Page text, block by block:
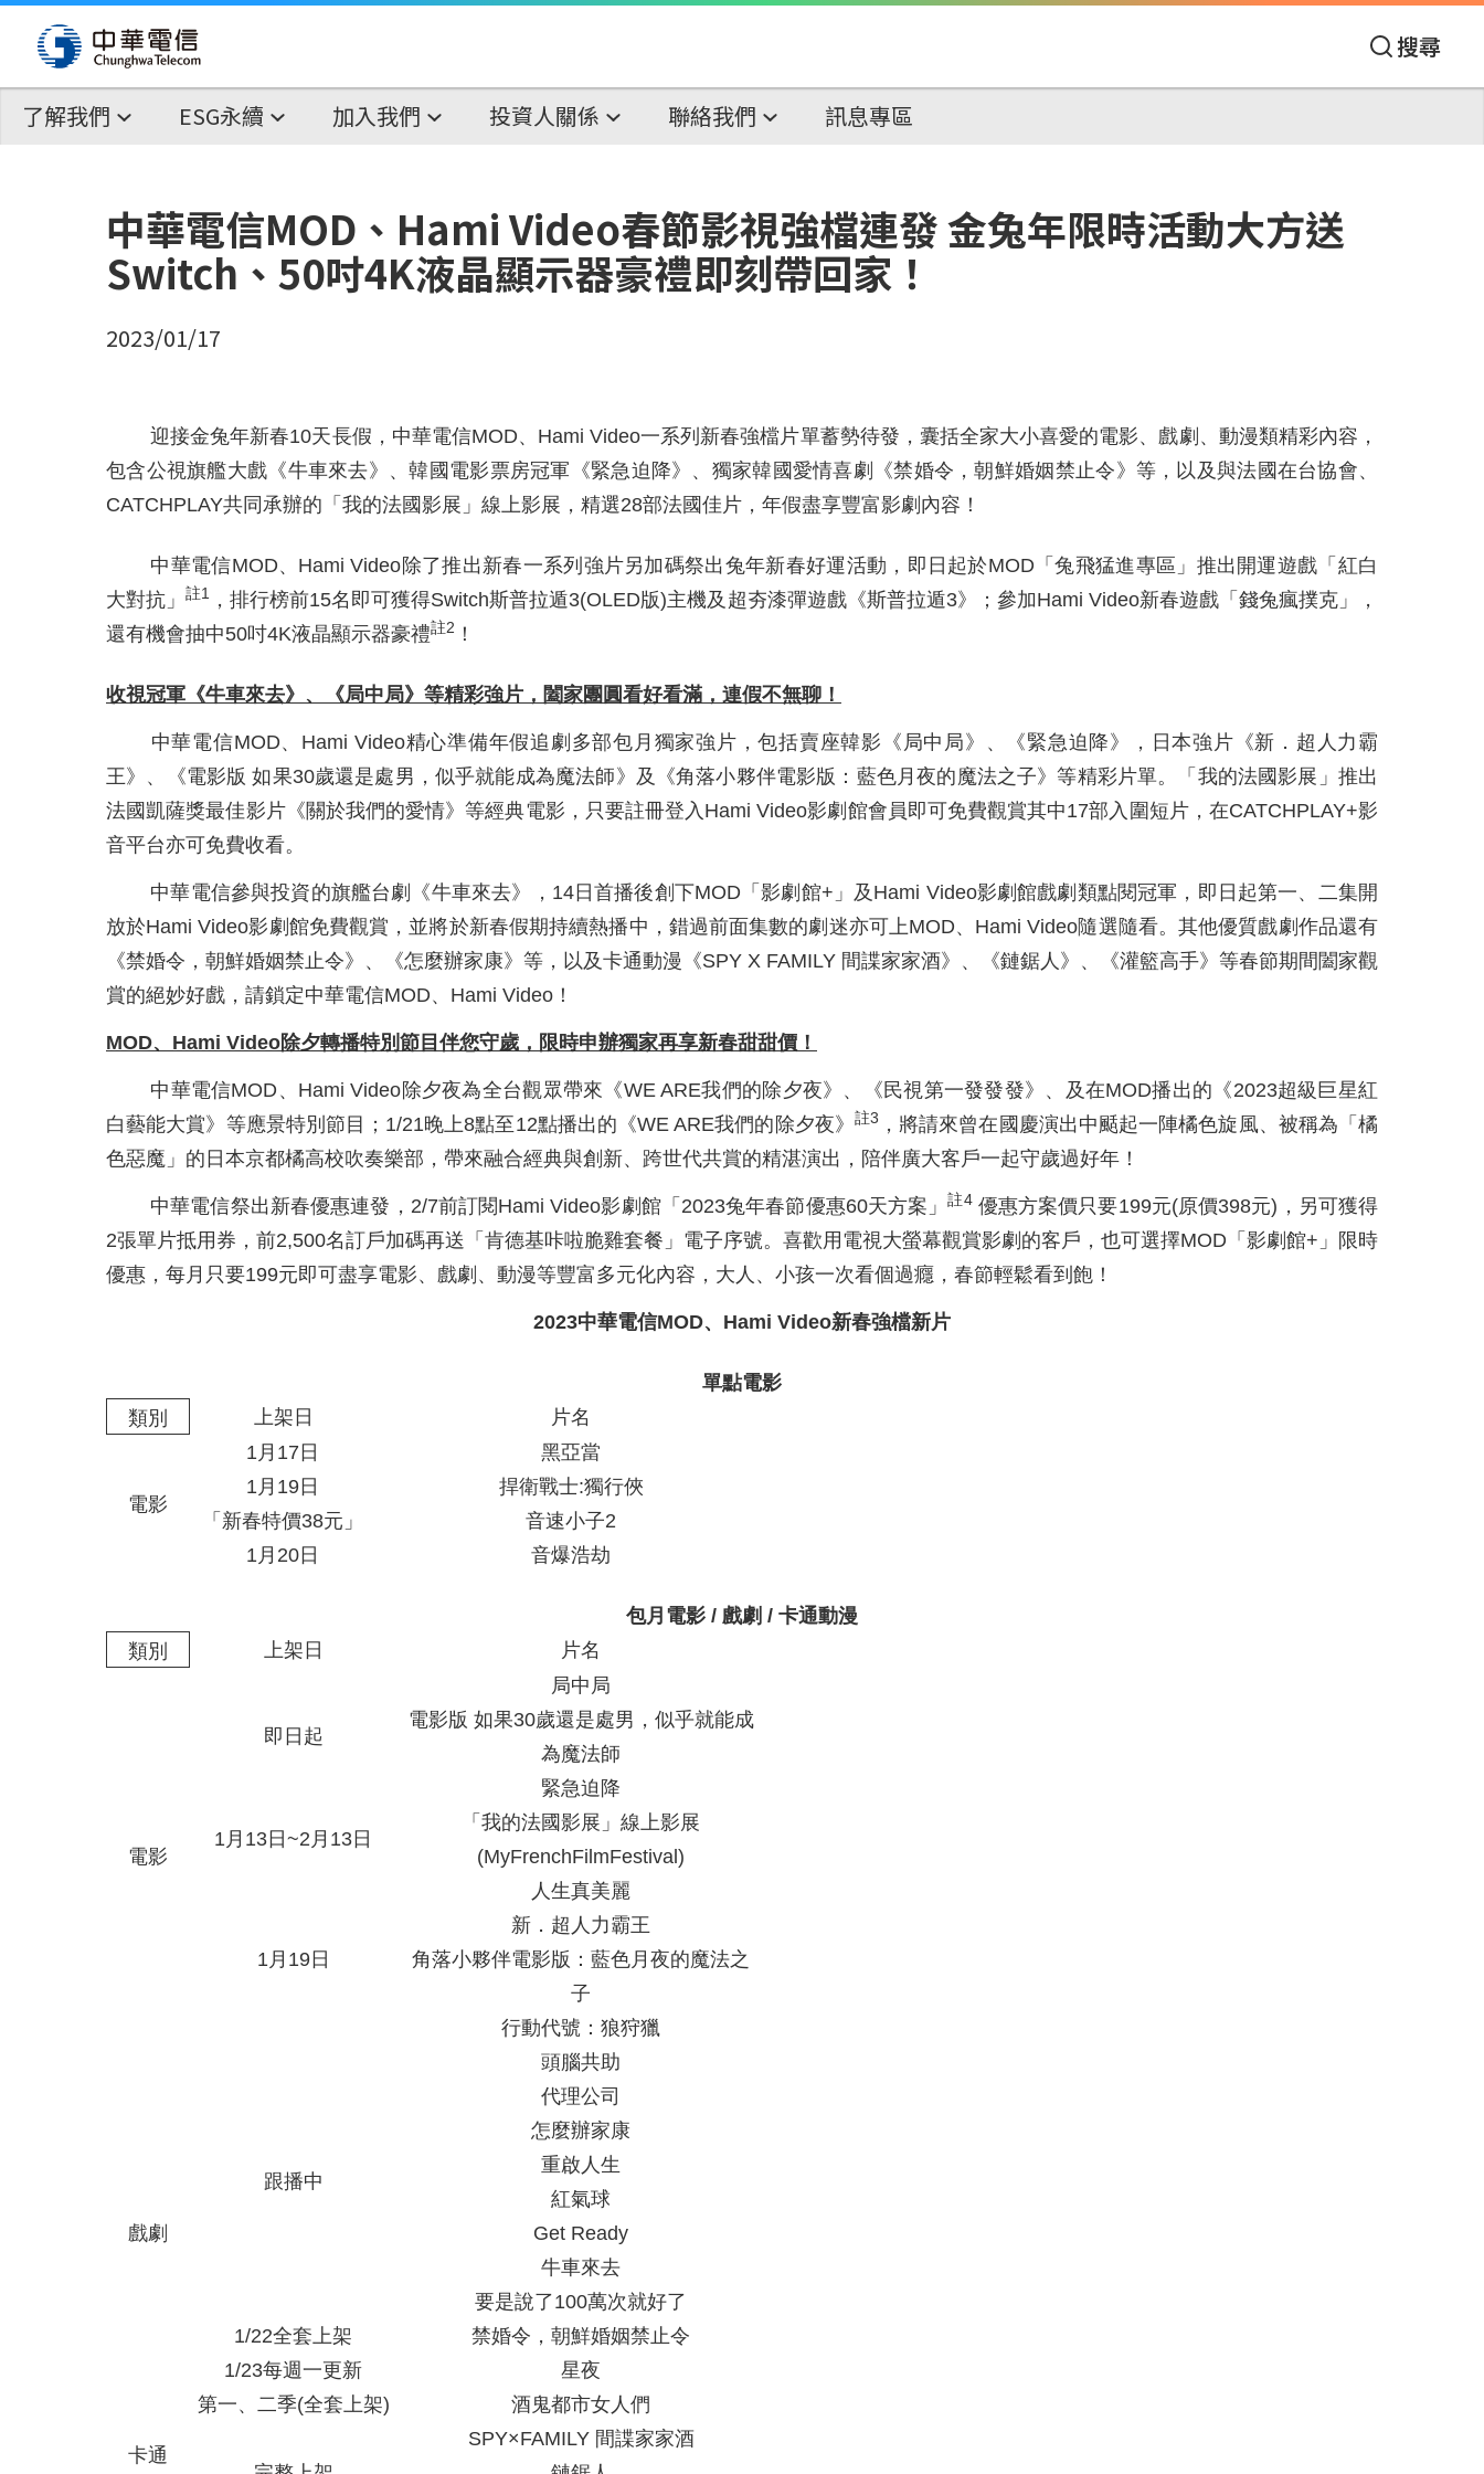
搜尋
了解我們 ESG永續 加入我們 投資人關係 聯絡我們 訊息專區
中華電信MOD、Hami Video春節影視強檔連發 金兔年限時活動大方送
Switch、50吋4K液晶顯示器豪禮即刻帶回家！
2023/01/17
迎接金兔年新春10天長假，中華電信MOD、Hami Video一系列新春強檔片單蓄勢待發，囊括全家大小喜愛的電影、戲劇、動漫類精彩內容，
包含公視旗艦大戲《牛車來去》、韓國電影票房冠軍《緊急迫降》、獨家韓國愛情喜劇《禁婚令，朝鮮婚姻禁止令》等，以及與法國在台協會、
CATCHPLAY共同承辦的「我的法國影展」線上影展，精選28部法國佳片，年假盡享豐富影劇內容！
中華電信MOD、Hami Video除了推出新春一系列強片另加碼祭出兔年新春好運活動，即日起於MOD「兔飛猛進專區」推出開運遊戲「紅白
大對抗」註1 ，排行榜前15名即可獲得Switch斯普拉遁3(OLED版)主機及超夯漆彈遊戲《斯普拉遁3》；參加Hami Video新春遊戲「錢兔瘋撲克」，
還有機會抽中50吋4K液晶顯示器豪禮註2 ！
收視冠軍《牛車來去》、《局中局》等精彩強片，闔家團圓看好看滿，連假不無聊！
中華電信MOD、Hami Video精心準備年假追劇多部包月獨家強片，包括賣座韓影《局中局》、《緊急迫降》，日本強片《新．超人力霸
王》、《電影版 如果30歲還是處男，似乎就能成為魔法師》及《角落小夥伴電影版：藍色月夜的魔法之子》等精彩片單。「我的法國影展」推出
法國凱薩獎最佳影片《關於我們的愛情》等經典電影，只要註冊登入Hami Video影劇館會員即可免費觀賞其中17部入圍短片，在CATCHPLAY+影
音平台亦可免費收看。
中華電信參與投資的旗艦台劇《牛車來去》，14日首播後創下MOD「影劇館+」及Hami Video影劇館戲劇類點閱冠軍，即日起第一、二集開
放於Hami Video影劇館免費觀賞，並將於新春假期持續熱播中，錯過前面集數的劇迷亦可上MOD、Hami Video隨選隨看。其他優質戲劇作品還有
《禁婚令，朝鮮婚姻禁止令》、《怎麼辦家康》等，以及卡通動漫《SPY X FAMILY 間諜家家酒》、《鏈鋸人》、《灌籃高手》等春節期間闔家觀
賞的絕妙好戲，請鎖定中華電信MOD、Hami Video！
MOD、 Hami Video除夕轉播特別節目伴您守歲， 限時申辦獨家再享新春甜甜價！
中華電信MOD、Hami Video除夕夜為全台觀眾帶來《WE ARE我們的除夕夜》、《民視第一發發發》、及在MOD播出的《2023超級巨星紅
白藝能大賞》等應景特別節目；1/21晚上8點至12點播出的《WE ARE我們的除夕夜》
註3 ，將請來曾在國慶演出中颳起一陣橘色旋風、被稱為「橘
色惡魔」的日本京都橘高校吹奏樂部，帶來融合經典與創新、跨世代共賞的精湛演出，陪伴廣大客戶一起守歲過好年！
中華電信祭出新春優惠連發，2/7前訂閱Hami Video影劇館「2023兔年春節優惠60天方案」註4優惠方案價只要199元(原價398元)，另可獲得
2張單片抵用券，前2,500名訂戶加碼再送「肯德基咔啦脆雞套餐」電子序號。喜歡用電視大螢幕觀賞影劇的客戶，也可選擇MOD「影劇館+」限時
優惠，每月只要199元即可盡享電影、戲劇、動漫等豐富多元化內容，大人、小孩一次看個過癮，春節輕鬆看到飽！
2023中華電信MOD、 Hami Video新春強檔新片
單點電影
類別
上架日 片名
電影
1月17日
黑亞當
1月19日
「新春特價38元」
捍衛戰士:獨行俠
音速小子2
1月20日
音爆浩劫
包月電影 / 戲劇 / 卡通動漫
類別
上架日 片名
電影
即日起
局中局
電影版 如果30歲還是處男，似乎就能成
為魔法師
緊急迫降
1月13日~2月13日
「我的法國影展」線上影展
(MyFrenchFilmFestival)
1月19日
人生真美麗
新．超人力霸王
角落小夥伴電影版：藍色月夜的魔法之
子
行動代號：狼狩獵
戲劇
跟播中
頭腦共助
代理公司
怎麼辦家康
重啟人生
紅氣球
Get Ready
牛車來去
要是說了100萬次就好了
1/22全套上架
禁婚令，朝鮮婚姻禁止令
1/23每週一更新
星夜
第一、二季(全套上架)
酒鬼都市女人們
卡通
SPY×FAMILY 間諜家家酒